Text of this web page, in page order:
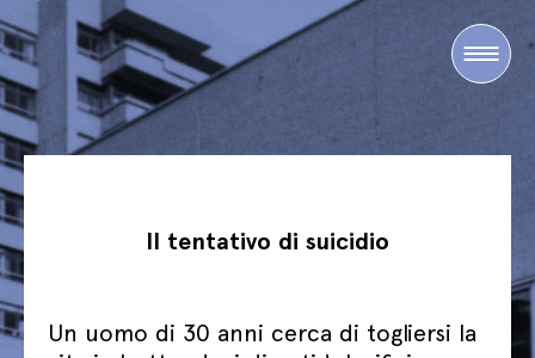
Il tentativo di suicidio
Un uomo di 30 anni cerca di togliersi la